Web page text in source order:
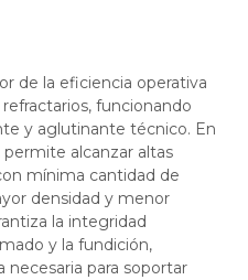
de la eficiencia operativa
funcionando
y aglutinante técnico. En
permite alcanzar altas
mínima cantidad de
densidad y menor
la integridad
y la fundición,
necesaria para soportar